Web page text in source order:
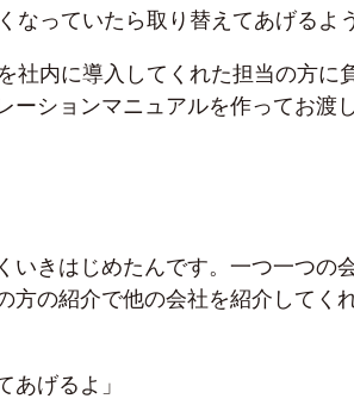
なっていたら取り替えてあげるよ
社内に導入してくれた担当の方に
ーションマニュアルを作ってお渡
いきはじめたんです。一つ一つの
方の紹介で他の会社を紹介してく
あげるよ」